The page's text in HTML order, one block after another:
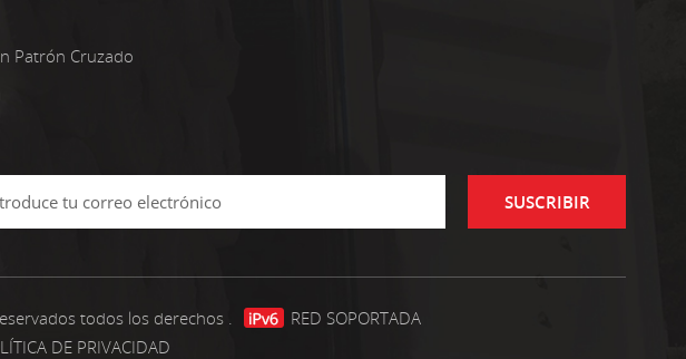
Patrón Cruzado
SUSCRIBIR
todos los derechos .
RED SOPORTADA
DE PRIVACIDAD